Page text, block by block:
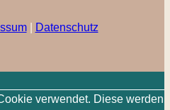
| Datenschutz
verwendet. Diese werden